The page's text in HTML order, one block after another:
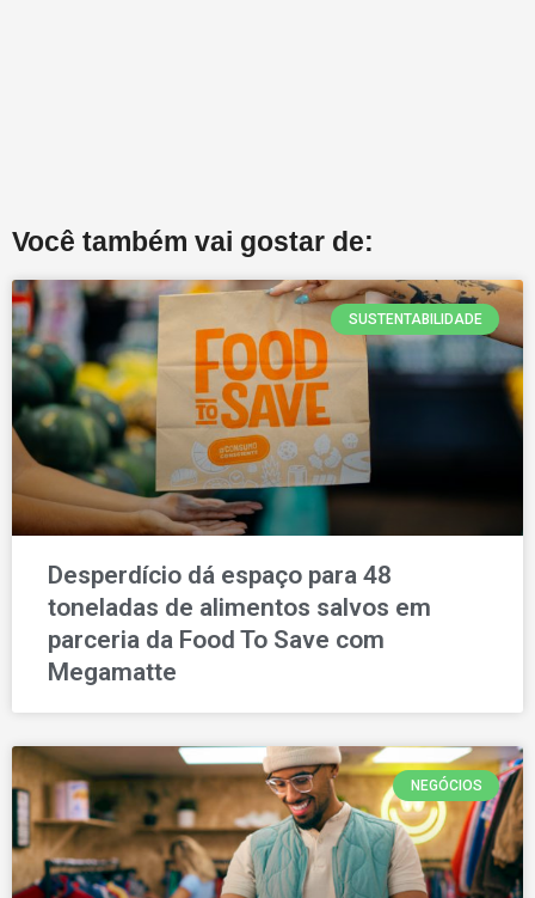
Você também vai gostar de:
SUSTENTABILIDADE
Desperdício dá espaço para 48
toneladas de alimentos salvos em
parceria da Food To Save com
Megamatte
NEGÓCIOS